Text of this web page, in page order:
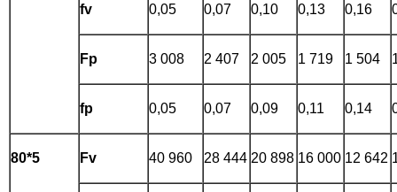
fv 0,05 0,07 0,10 0,13 0,16
Fp 3 008 2 407 2 005 1 719 1 504
fp 0,05 0,07 0,09 0,11 0,14
80*5 Fv 40 960 28 444 20 898 16 000 12 642